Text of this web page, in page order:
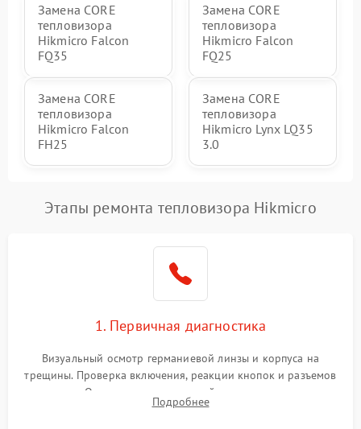
Замена CORE
тепловизора
Hikmicro Falcon
FQ35
Замена CORE
тепловизора
Hikmicro Falcon
FQ25
Замена CORE
тепловизора
Hikmicro Falcon
FH25
Замена CORE
тепловизора
Hikmicro Lynx LQ35
3.0
Этапы ремонта тепловизора Hikmicro
1. Первичная диагностика
Визуальный осмотр германиевой линзы и корпуса на
трещины. Проверка включения, реакции кнопок и разъемов
зарядки. Оценка вывода тепловой сигнатуры на экран,
проверка базовых функций и считывание системных
Подробнее